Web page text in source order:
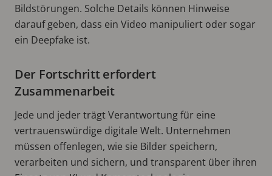
Bildstörungen. Solche Details können Hinweise
darauf geben, dass ein Video manipuliert oder sogar
ein Deepfake ist.
Der Fortschritt erfordert
Zusammenarbeit
Jede und jeder trägt Verantwortung für eine
vertrauenswürdige digitale Welt. Unternehmen
müssen offenlegen, wie sie Bilder speichern,
verarbeiten und sichern, und transparent über ihren